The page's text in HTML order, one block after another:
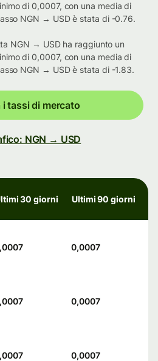
di 0,0007, con una media di
NGN → USD è stata di -0.76.
NGN → USD ha raggiunto un
di 0,0007, con una media di
NGN → USD è stata di -1.83.
tassi di mercato
NGN → USD
30 giorni Ultimi 90 giorni
0,0007
0,0007
0,0007